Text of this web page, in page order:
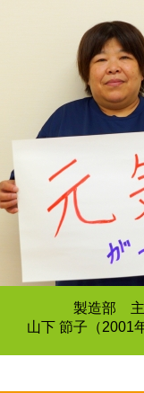
製造部
山下 節子（2001